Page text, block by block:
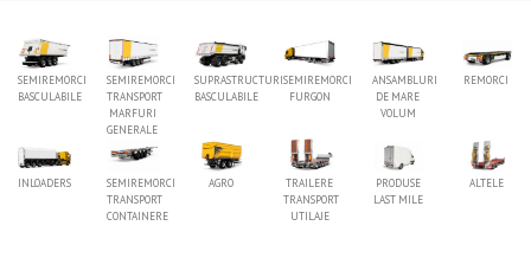
SEMIREMORCI
BASCULABILE
SEMIREMORCI
TRANSPORT
MARFURI
GENERALE
SUPRASTRUCTURI
BASCULABILE
SEMIREMORCI
FURGON
ANSAMBLURI
DE MARE
VOLUM
REMORCI
INLOADERS
SEMIREMORCI
TRANSPORT
CONTAINERE
AGRO
TRAILERE
TRANSPORT
UTILAJE
PRODUSE
LAST MILE
ALTELE